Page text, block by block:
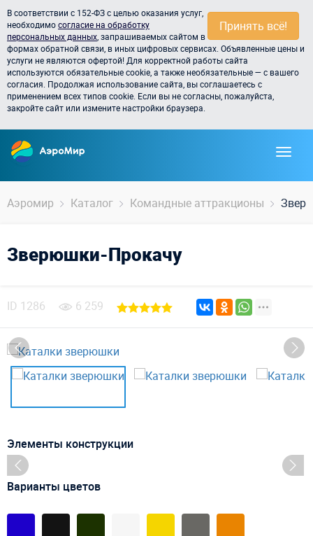
Принять всё!
В соответствии с 152-ФЗ с целью оказания услуг,
необходимосогласие на обработку
персональных данных , запрашиваемых сайтом в
формах обратной связи, в иных цифровых сервисах. Объявленные цены и
услуги не являются офертой! Для корректной работы сайта
используются обязательные cookie, а также необязательные — с вашего
согласия. Продолжая использование сайта, вы соглашаетесь с
применением всех типов cookie. Если вы не согласны, пожалуйста,
закройте сайт или измените настройки браузера.
Аэромир Каталог Командные аттракционы
Зверюшки-Прокачу
ID 1286 6 259
Элементы конструкции
Варианты цветов